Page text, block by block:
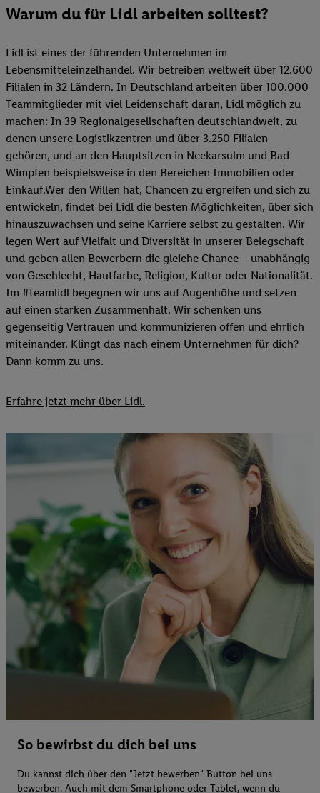
Warum du für Lidl arbeiten solltest?
Lidl ist eines der führenden Unternehmen im
Lebensmitteleinzelhandel. Wir betreiben weltweit über 12.600
Filialen in 32 Ländern. In Deutschland arbeiten über 100.000
Teammitglieder mit viel Leidenschaft daran, Lidl möglich zu
machen: In 39 Regionalgesellschaften deutschlandweit, zu
denen unsere Logistikzentren und über 3.250 Filialen
gehören, und an den Hauptsitzen in Neckarsulm und Bad
Wimpfen beispielsweise in den Bereichen Immobilien oder
Einkauf.Wer den Willen hat, Chancen zu ergreifen und sich zu
entwickeln, findet bei Lidl die besten Möglichkeiten, über sich
hinauszuwachsen und seine Karriere selbst zu gestalten. Wir
legen Wert auf Vielfalt und Diversität in unserer Belegschaft
und geben allen Bewerbern die gleiche Chance – unabhängig
von Geschlecht, Hautfarbe, Religion, Kultur oder Nationalität.
Im #teamlidl begegnen wir uns auf Augenhöhe und setzen
auf einen starken Zusammenhalt. Wir schenken uns
gegenseitig Vertrauen und kommunizieren offen und ehrlich
miteinander. Klingt das nach einem Unternehmen für dich?
Dann komm zu uns.​
Erfahre jetzt mehr über Lidl.
So bewirbst du dich bei uns
Du kannst dich über den "Jetzt bewerben"-Button bei uns
bewerben. Auch mit dem Smartphone oder Tablet, wenn du